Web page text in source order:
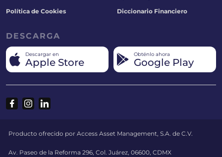
Política de Cookies Diccionario Financiero
DESCARGA
Descargar en
Apple Store
Obténlo ahora
Google Play
Producto ofrecido por Access Asset Management, S.A. de C.V.
Av. Paseo de la Reforma 296, Col. Juárez, 06600, CDMX